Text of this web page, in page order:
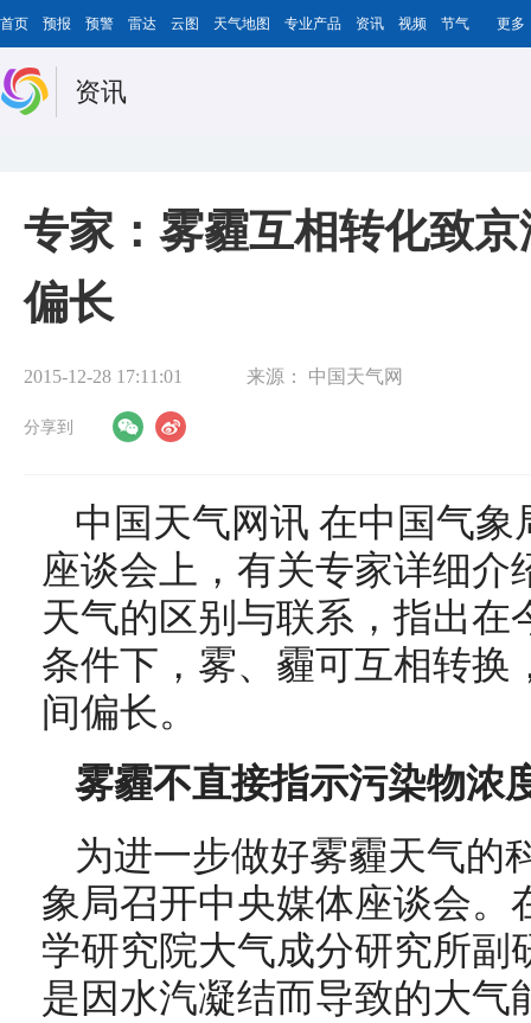
首页 预报 预警 雷达 云图 天气地图 专业产品 资讯 视频 节气 更多
资讯
专家：雾霾互相转化致
偏长
2015-12-28 17:11:01 来源： 中国天气网
分享到
中国天气网讯 在中国气
座谈会上，有关专家详细介
天气的区别与联系，指出在
条件下，雾、霾可互相转换
间偏长。
雾霾不直接指示污染物浓
为进一步做好雾霾天气的
象局召开中央媒体座谈会。
学研究院大气成分研究所副
是因水汽凝结而导致的大气